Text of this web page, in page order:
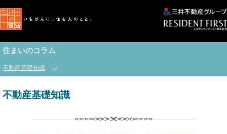
住まいのコラム
不動産基礎知識
不動産基礎知識